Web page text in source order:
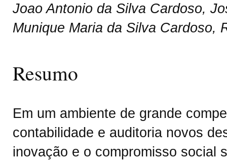
Joao Antonio da Silva Cardoso,
Munique Maria da Silva Cardoso,
Resumo
Em um ambiente de grande
contabilidade e auditoria novos
inovação e o compromisso social